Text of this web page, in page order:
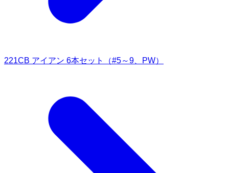
221CB アイアン 6本セット（#5～9、PW）